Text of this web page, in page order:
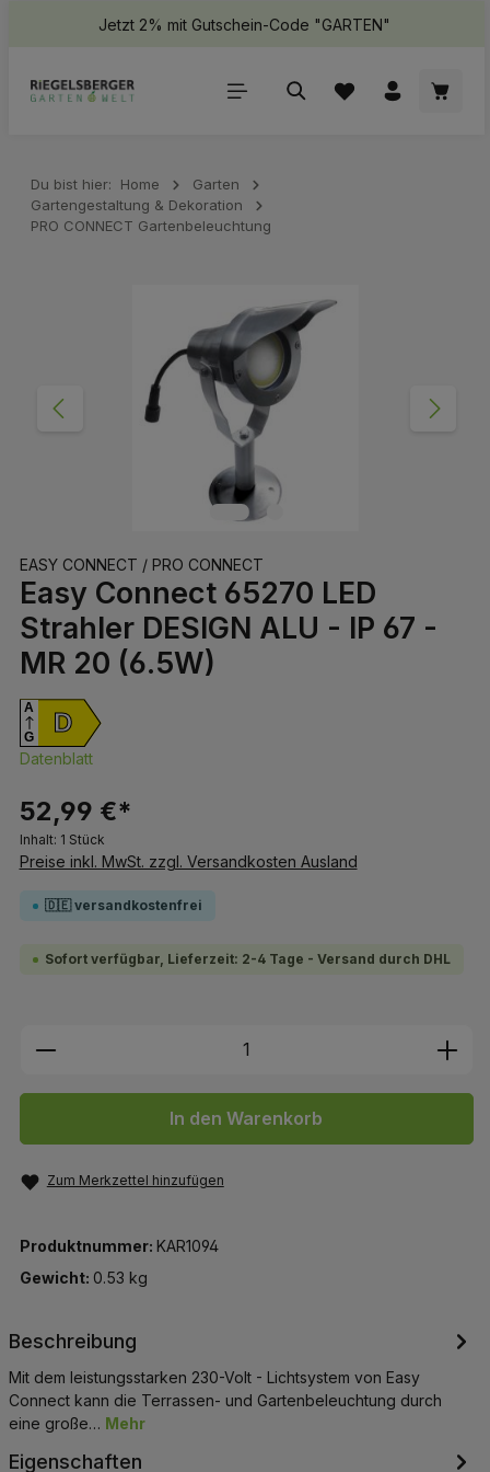
springenJetzt 2% mit Gutschein-Code "GARTEN"
Du bist hier: Home
Garten
Gartengestaltung & Dekoration
PRO CONNECT Gartenbeleuchtung
EASY CONNECT / PRO CONNECT
Easy Connect 65270 LED
Strahler DESIGN ALU - IP 67 -
MR 20 (6.5W)
D
A
G
Datenblatt
52,99 €*
Inhalt: 1 Stück
Preise inkl. MwSt. zzgl. Versandkosten Ausland
🇩🇪 versandkostenfrei
Sofort verfügbar, Lieferzeit: 2-4 Tage - Versand durch DHL
Produkt Anzahl: Gib den
In den Warenkorb
Zum Merkzettel hinzufügen
Produktnummer: KAR1094
Gewicht: 0.53 kg
Beschreibung
Mit dem leistungsstarken 230-Volt - Lichtsystem von Easy
Connect kann die Terrassen- und Gartenbeleuchtung durch
eine große… Mehr
Eigenschaften